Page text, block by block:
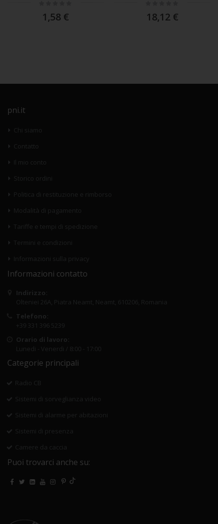
1,58 € 18,12 €
pni.it
Chi siamo
Contatto
Il mio conto
Storico ordini
Politica di restituzione e rimborso
Modalità di pagamento
Tariffe e tempi di spedizione
Termini e condizioni
Informazioni sulla privacy
Informazioni contatto
Indirizzo:
Olteniei 26A, Piatra Neamt, Neamt, 610206, Romania
Telefono:
+39 331 396 5239
Orario di lavoro:
Lunedi - Venerdi / 8:00 - 17:00
Categorie principali
Radio CB
Sistemi di sorveglianza video
Sistemi di alarme per abitazioni
Sistemi di presenza
Camere da caccia
Puoi trovarci anche su: